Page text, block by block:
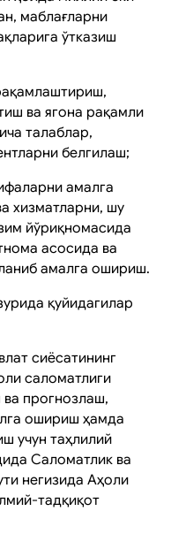
маблағларни
ўтказиш
ва ягона рақамли
талаблар,
белгилаш;
амалга
хизматларни, шу
йўриқномасида
асосида ва
амалга ошириш.
қуйидагилар
сиёсатининг
саломатлиги
ва прогнозлаш,
ошириш ҳамда
учун таҳлилий
Саломатлик ва
негизида Аҳоли
тадқиқот